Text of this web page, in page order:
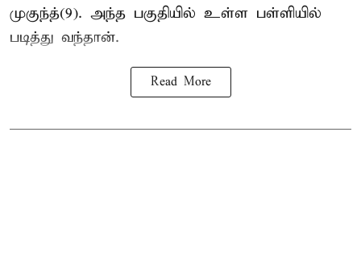
முகுந்த்(9). அந்த பகுதியில் உள்ள பள்ளியில்
படித்து வந்தான்.
Read More